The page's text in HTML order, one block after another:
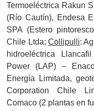
Termoeléctrica Rakun
(Río Cautín), Endesa
SPA (Estero
Chile Ltda; Collipulli:
hidroeléctrica
Power (LAP) –
Energía Limitada,
Corporation Chile
Comaco (2 plantas en